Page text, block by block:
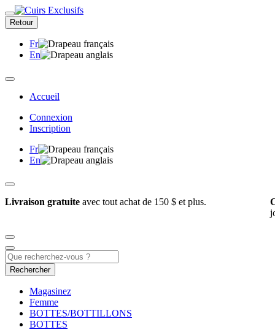
Retour
Fr
En
Accueil
Connexion
Inscription
Fr
En
Livraison gratuite avec tout achat de 150 $ et plus.
Rechercher
Magasinez
Femme
BOTTES/BOTTILLONS
BOTTES